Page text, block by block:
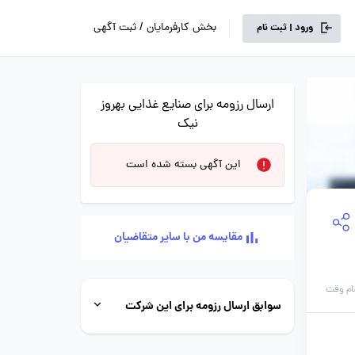
ورود | ثبت نام بخش کارفرمایان / ثبت آگهی
وقت
ارسال رزومه برای صنایع غذایی بهروز
نیک
این آگهی بسته شده است
مقایسه من با سایر متقاضیان
سوابق ارسال رزومه برای این شرکت